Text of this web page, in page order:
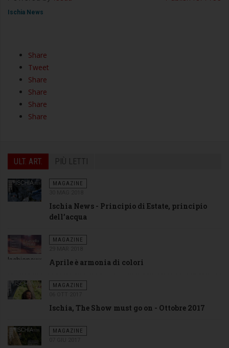
Ischia News
Share
Tweet
Share
Share
Share
Share
ULT. ART. PIÙ LETTI
MAGAZINE
Ischia News - Principio di Estate, principio
dell’acqua
Ischianews
2018 -
cover
MAGAZINE
Aprile è armonia di colori
MAGAZINE
Ischia, The Show must go on - Ottobre 2017
MAGAZINE